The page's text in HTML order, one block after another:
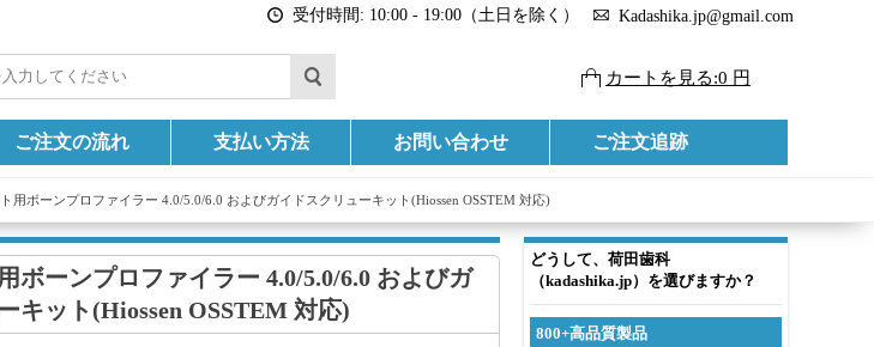
受付時間: 10:00 - 19:00（土日を除く） Kadashika.jp@gmail.com
カートを見る:0 円
ご注文の流れ 支払い方法 お問い合わせ ご注文追跡
用ボーンプロファイラー 4.0/5.0/6.0 およびガイドスクリューキット(Hiossen OSSTEM 対応)
どうして、荷田歯科
（kadashika.jp）を選びますか？
800+高品質製品
ボーンプロファイラー 4.0/5.0/6.0 およびガ
キット(Hiossen OSSTEM 対応)